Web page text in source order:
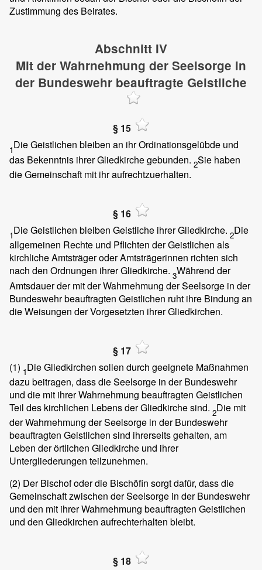
Zustimmung des Beirates.
Abschnitt IV
Mit der Wahrnehmung der Seelsorge in
der Bundeswehr beauftragte Geistliche
§ 15
1Die Geistlichen bleiben an ihr Ordinationsgelübde und
das Bekenntnis ihrer Gliedkirche gebunden. 2Sie haben
die Gemeinschaft mit ihr aufrechtzuerhalten.
§ 16
1Die Geistlichen bleiben Geistliche ihrer Gliedkirche. 2Die
allgemeinen Rechte und Pflichten der Geistlichen als
kirchliche Amtsträger oder Amtsträgerinnen richten sich
nach den Ordnungen ihrer Gliedkirche. 3Während der
Amtsdauer der mit der Wahrnehmung der Seelsorge in der
Bundeswehr beauftragten Geistlichen ruht ihre Bindung an
die Weisungen der Vorgesetzten ihrer Gliedkirchen.
§ 17
(1) 1Die Gliedkirchen sollen durch geeignete Maßnahmen
dazu beitragen, dass die Seelsorge in der Bundeswehr
und die mit ihrer Wahrnehmung beauftragten Geistlichen
Teil des kirchlichen Lebens der Gliedkirche sind. 2Die mit
der Wahrnehmung der Seelsorge in der Bundeswehr
beauftragten Geistlichen sind ihrerseits gehalten, am
Leben der örtlichen Gliedkirche und ihrer
Untergliederungen teilzunehmen.
(2) Der Bischof oder die Bischöfin sorgt dafür, dass die
Gemeinschaft zwischen der Seelsorge in der Bundeswehr
und den mit ihrer Wahrnehmung beauftragten Geistlichen
und den Gliedkirchen aufrechterhalten bleibt.
§ 18